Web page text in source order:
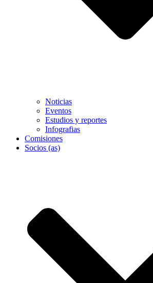
Noticias
Eventos
Estudios y reportes
Infografias
Comisiones
Socios (as)